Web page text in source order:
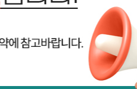
오늘은 그만보기